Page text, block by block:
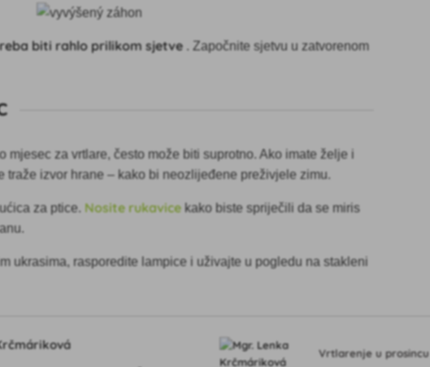
biti rahlo prilikom sjetve. Započnite sjetvu u zatvorenom
mjesec za vrtlare, često može biti suprotno. Ako imate želje i
traže izvor hrane – kako bi neozlijeđene preživjele zimu.
za ptice. Nosite rukavice kako biste spriječili da se miris
ukrasima, rasporedite lampice i uživajte u pogledu na stakleni
Vrtlarenje u prosincu